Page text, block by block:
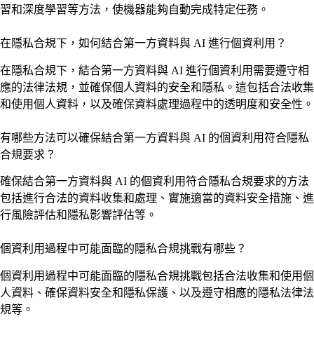
習和深度學習等方法，使機器能夠自動完成特定任務。
在隱私合規下，如何結合第一方資料與 AI 進行個資利用？
在隱私合規下，結合第一方資料與 AI 進行個資利用需要遵守相
應的法律法規，並確保個人資料的安全和隱私。這包括合法收集
和使用個人資料，以及確保資料處理過程中的透明度和安全性。
有哪些方法可以確保結合第一方資料與 AI 的個資利用符合隱私
合規要求？
確保結合第一方資料與 AI 的個資利用符合隱私合規要求的方法
包括進行合法的資料收集和處理、實施適當的資料安全措施、進
行風險評估和隱私影響評估等。
個資利用過程中可能面臨的隱私合規挑戰有哪些？
個資利用過程中可能面臨的隱私合規挑戰包括合法收集和使用個
人資料、確保資料安全和隱私保護、以及遵守相應的隱私法律法
規等。